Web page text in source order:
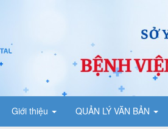
Giới thiệu QUẢN LÝ VĂN BẢN